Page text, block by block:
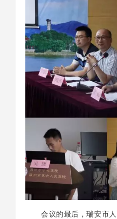
会议的最后，瑞安市